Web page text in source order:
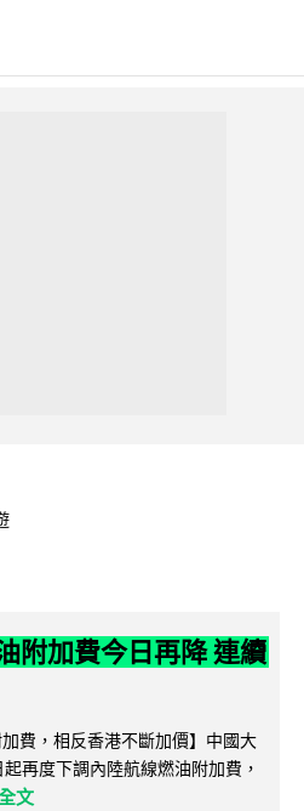
附加費今日再降 連續
費，相反香港不斷加價】中國大
再度下調內陸航線燃油附加費，
文